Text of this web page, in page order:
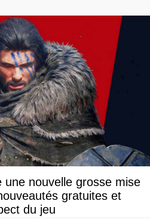
nouvelle grosse mise
gratuites et
du jeu